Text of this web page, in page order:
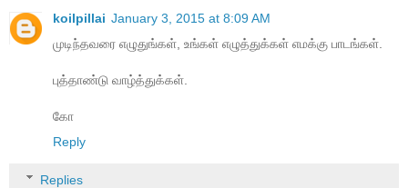
koilpillai January 3, 2015 at 8:09 AM
முடிந்தவரை எழுதுங்கள், உங்கள் எழுத்துக்கள் எமக்கு பாடங்கள்.
புத்தாண்டு வாழ்த்துக்கள்.
கோ
Reply
Replies